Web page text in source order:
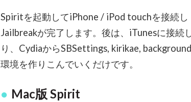
Spiritを起動してiPhone / iPod touchを接続
Jailbreakが完了します。後は、iTunesに接続
り、CydiaからSBSettings, kirikae,
環境を作りこんでいくだけです。
Mac版 Spirit